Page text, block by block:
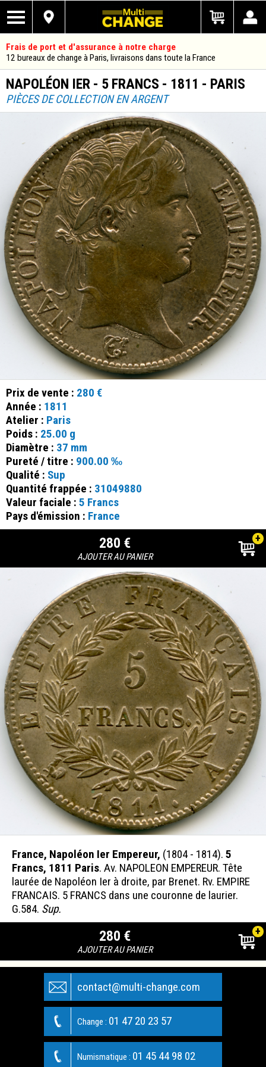
Frais de port et d'assurance à notre charge
12 bureaux de change à Paris, livraisons dans toute la France
NAPOLÉON IER - 5 FRANCS - 1811 - PARIS
PIÈCES DE COLLECTION EN ARGENT
Prix de vente : 280 €
Année : 1811
Atelier : Paris
Poids : 25.00 g
Diamètre : 37 mm
Pureté / titre : 900.00 ‰
Qualité : Sup
Quantité frappée : 31049880
Valeur faciale : 5 Francs
Pays d'émission : France
280 €
AJOUTER AU PANIER
+
France, Napoléon Ier Empereur, (1804 - 1814). 5
Francs, 1811 Paris. Av. NAPOLEON EMPEREUR. Tête
laurée de Napoléon Ier à droite, par Brenet. Rv. EMPIRE
FRANCAIS. 5 FRANCS dans une couronne de laurier.
G.584. Sup.
280 €
AJOUTER AU PANIER
+
contact@multi-change.com
Change : 01 47 20 23 57
Numismatique : 01 45 44 98 02